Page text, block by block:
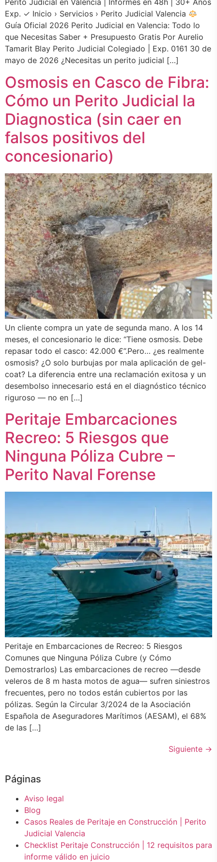
Perito Judicial en Valencia | Informes en 48h | 30+ Años
Exp. ✓ Inicio › Servicios › Perito Judicial Valencia
Guía Oficial 2026 Perito Judicial en Valencia: Todo lo
que Necesitas Saber + Presupuesto Gratis Por Aurelio
Tamarit Blay Perito Judicial Colegiado | Exp. 0161 30 de
mayo de 2026 ¿Necesitas un perito judicial […]
Osmosis en Casco de Fibra:
Cómo un Perito Judicial la
Diagnostica (sin caer en
falsos positivos del
concesionario)
Un cliente compra un yate de segunda mano. A los 14
meses, el concesionario le dice: “Tiene osmosis. Debe
repasar todo el casco: 42.000 €”.Pero… ¿es realmente
osmosis? ¿O solo burbujas por mala aplicación de gel-
coat? La diferencia entre una reclamación exitosa y un
desembolso innecesario está en el diagnóstico técnico
riguroso — no en […]
Peritaje Embarcaciones
Recreo: 5 Riesgos que
Ninguna Póliza Cubre –
Perito Naval Forense
Peritaje en Embarcaciones de Recreo: 5 Riesgos
Comunes que Ninguna Póliza Cubre (y Cómo
Demostrarlos) Las embarcaciones de recreo —desde
veleros de 8 m hasta motos de agua— sufren siniestros
frecuentes, pero no todos están cubiertos por las
pólizas. Según la Circular 3/2024 de la Asociación
Española de Aseguradores Marítimos (AESAM), el 68%
de las […]
Siguiente →
Páginas
Aviso legal
Blog
Casos Reales de Peritaje en Construcción | Perito
Judicial Valencia
Checklist Peritaje Construcción | 12 requisitos para
informe válido en juicio